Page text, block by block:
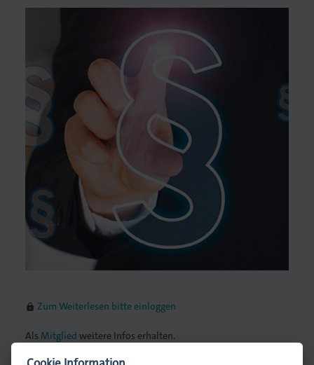
lock Zum Weiterlesen bitte einloggen
Als Mitglied weitere Infos erhalten.